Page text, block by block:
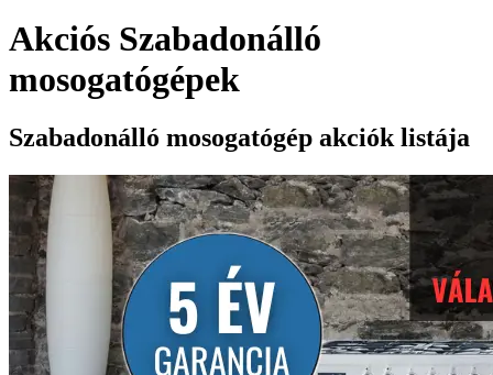
Akciós Szabadonálló
mosogatógépek
Szabadonálló mosogatógép akciók listája